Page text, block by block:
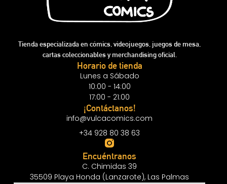
Tienda especializada en cómics, videojuegos, juegos de mesa,
cartas coleccionables y merchandising oficial.
Horario de tienda
Lunes a Sábado
10:00 - 14:00
17:00 - 21:00
¡Contáctanos!
info@vulcacomics.com
+34 928 80 38 63
Encuéntranos
C. Chimidas 39
35509 Playa Honda (Lanzarote), Las Palmas